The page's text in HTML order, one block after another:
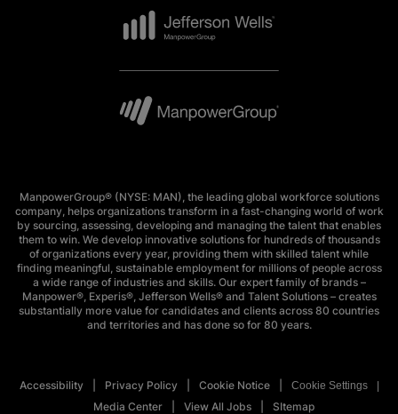
ManpowerGroup® (NYSE: MAN), the leading global workforce solutions
company, helps organizations transform in a fast-changing world of work
by sourcing, assessing, developing and managing the talent that enables
them to win. We develop innovative solutions for hundreds of thousands
of organizations every year, providing them with skilled talent while
finding meaningful, sustainable employment for millions of people across
a wide range of industries and skills. Our expert family of brands –
Manpower®, Experis®, Jefferson Wells® and Talent Solutions – creates
substantially more value for candidates and clients across 80 countries
and territories and has done so for 80 years.
Accessibility Privacy Policy Cookie Notice Cookie Settings
Media Center View All Jobs SItemap